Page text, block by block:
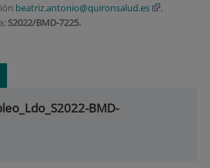
beatriz.antonio@quironsalud.es
,
S2022/BMD-7225.
BMD-